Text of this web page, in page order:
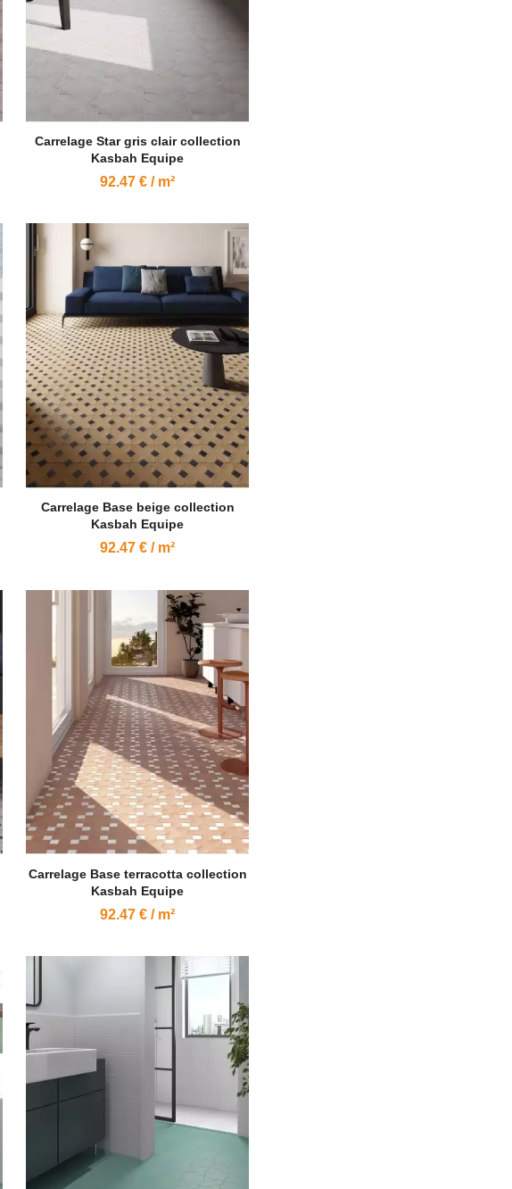
Carrelage Star gris clair collection
Kasbah Equipe
92.47 € / m²
Carrelage Base beige collection
Kasbah Equipe
92.47 € / m²
Carrelage Base terracotta collection
Kasbah Equipe
92.47 € / m²